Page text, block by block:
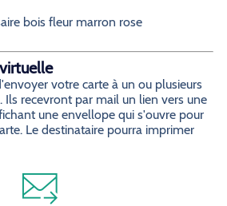
bois fleur marron rose
votre carte à un ou plusieurs
Ils recevront par mail un lien vers une
une envellope qui s'ouvre pour
Le destinataire pourra imprimer